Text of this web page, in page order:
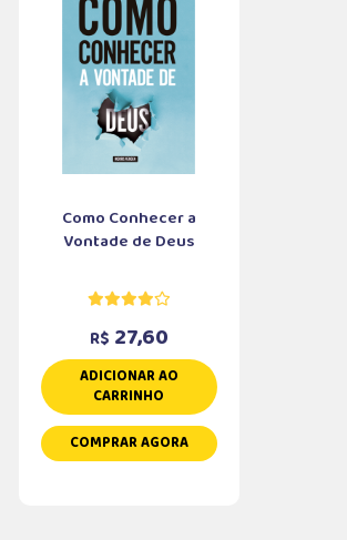
Como Conhecer a
Vontade de Deus
R$ 27,60
ADICIONAR AO
CARRINHO
COMPRAR AGORA